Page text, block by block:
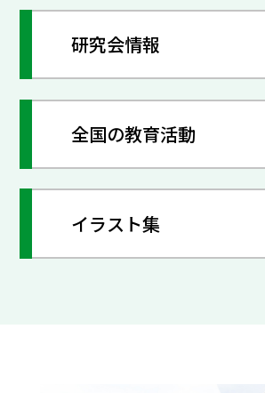
研究会情報
全国の教育活動
イラスト集